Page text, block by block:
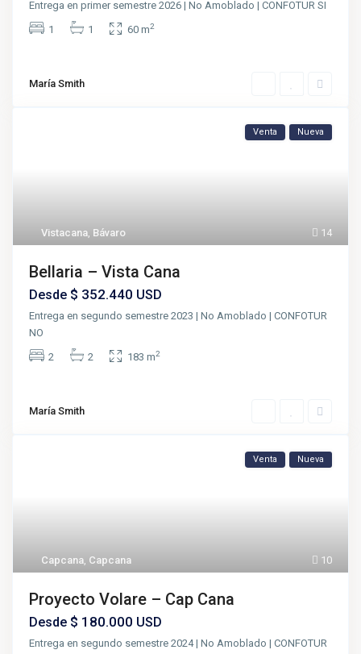
Entrega en primer semestre 2026 | No Amoblado | CONFOTUR SI
1
1 60 m2
María Smith
14
Vistacana, Bávaro
Venta Nueva
Bellaria – Vista Cana
Desde $ 352.440 USD
Entrega en segundo semestre 2023 | No Amoblado | CONFOTUR
NO
2
2 183 m2
María Smith
10
Capcana, Capcana
Venta Nueva
Proyecto Volare – Cap Cana
Desde $ 180.000 USD
Entrega en segundo semestre 2024 | No Amoblado | CONFOTUR